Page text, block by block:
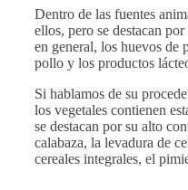
Dentro de las fuentes
ellos, pero se destacan
en general, los huevos de
pollo y los productos
Si hablamos de su
los vegetales contienen
se destacan por su alto
calabaza, la levadura de
cereales integrales, el